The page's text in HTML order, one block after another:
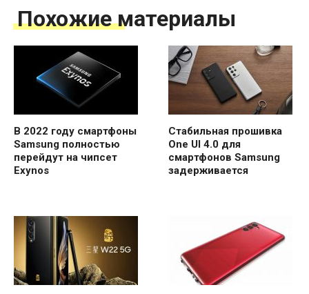
Похожие материалы
В 2022 году смартфоны
Samsung полностью
перейдут на чипсет
Exynos
Стабильная прошивка
One UI 4.0 для
смартфонов Samsung
задерживается